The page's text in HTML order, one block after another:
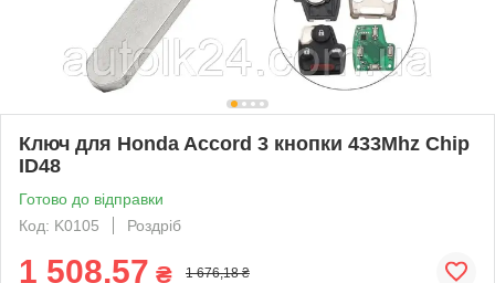
Ключ для Honda Accord 3 кнопки 433Mhz Chip
ID48
Готово до відправки
Код: K0105
Роздріб
1 508,57 ₴ 1 676,18 ₴